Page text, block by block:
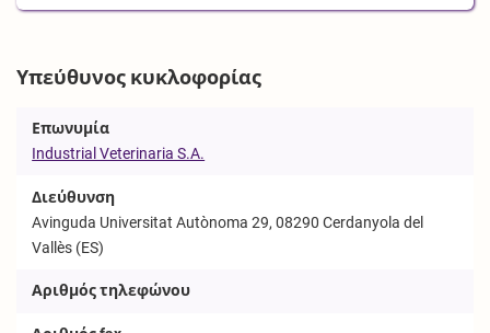
Υπεύθυνος κυκλοφορίας
Επωνυμία
Industrial Veterinaria S.A.
Διεύθυνση
Avinguda Universitat Autònoma 29, 08290 Cerdanyola del
Vallès (ES)
Αριθμός τηλεφώνου